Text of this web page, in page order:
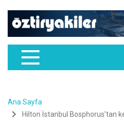
Ana Sayfa
Hilton İstanbul Bosphorus’tan